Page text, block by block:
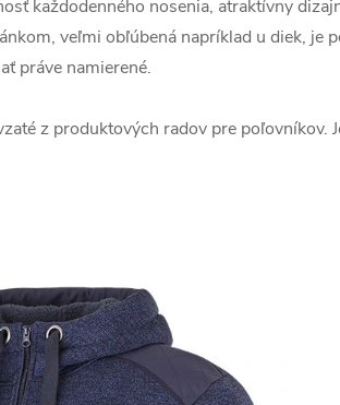
každodenného nosenia, atraktívny
veľmi obľúbená napríklad u diek, je
práve namierené.
z produktových radov pre poľovníkov.